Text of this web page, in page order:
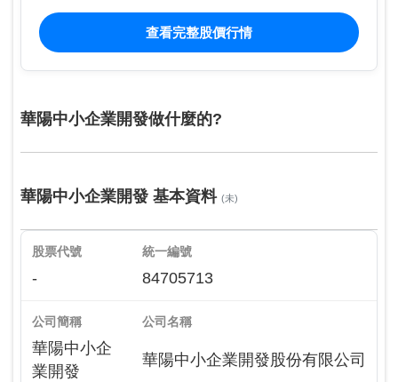
查看完整股價行情
華陽中小企業開發做什麼的?
華陽中小企業開發 基本資料 (未)
股票代號
-
統一編號
84705713
公司簡稱
華陽中小企
業開發
公司名稱
華陽中小企業開發股份有限公司